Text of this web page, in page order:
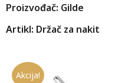
Proizvođač: Gilde
Artikl: Držač za nakit
Akcija!